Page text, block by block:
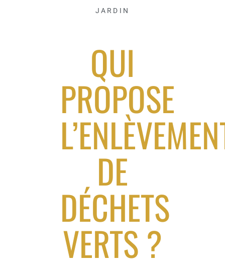
JARDIN
QUI
PROPOSE
DE
DÉCHETS
VERTS ?